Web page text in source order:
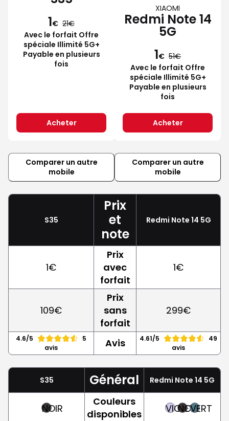
1€ 21
Avec le forfait Offre
spéciale Illimité 5G+
Payable en plusieurs
fois
Acheter
XIAOMI
Redmi Note 14
5G
1€ 51
Avec le forfait Offre
spéciale Illimité 5G+
Payable en plusieurs
fois
Acheter
Comparer un autre
mobile
Comparer un autre
mobile
S35
Prix
et
note
Redmi Note 14 5G
1€
Prix
avec
forfait
1€
109€
Prix
sans
forfait
299€
4.6/5
5
avis
Avis 4.61/5
49
avis
S35 Général Redmi Note 14 5G
NOIR
Couleurs
disponibles
VIOLET
NOIRVERT